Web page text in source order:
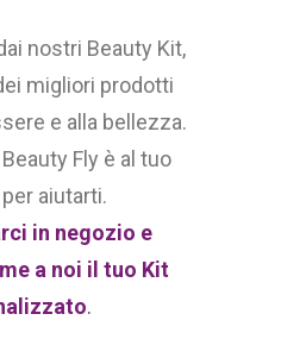
nostri Beauty Kit,
migliori prodotti
e alla bellezza.
Fly è al tuo
aiutarti.
in negozio e
a noi il tuo Kit
.